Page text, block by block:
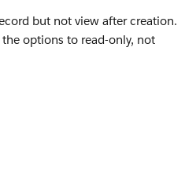
but not view after creation.
options to read-only, not